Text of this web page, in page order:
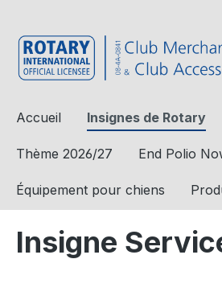
Accueil Insignes de Rotary
Thème 2026/27 End Polio
Équipement pour chiens
Insigne